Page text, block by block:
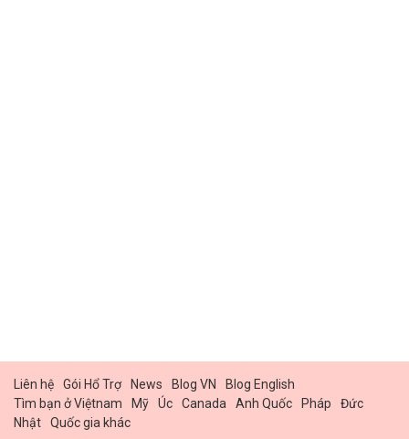
Liên hệ Gói Hổ Trợ News Blog VN
Blog English
Tìm bạn ở Việtnam
Mỹ Úc Canada Anh Quốc Pháp
Đức
Nhật
Quốc gia khác